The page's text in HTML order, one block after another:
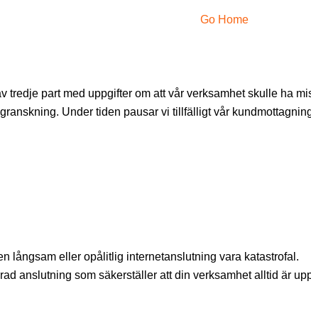
Go Home
part med uppgifter om att vår verksamhet skulle ha
Under tiden pausar vi tillfälligt vår
långsam eller opålitlig internetanslutning vara katastrofal.
anslutning som säkerställer att din verksamhet alltid är